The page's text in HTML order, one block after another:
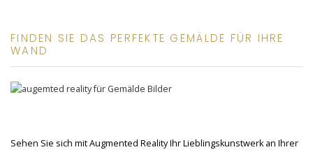
FINDEN SIE DAS PERFEKTE GEMÄLDE FÜR IHRE
WAND
Sehen Sie sich mit Augmented Reality Ihr Lieblingskunstwerk an Ihrer